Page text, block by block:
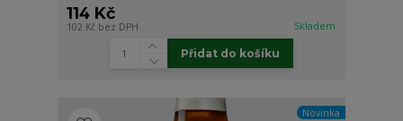
114 Kč
102 Kč bez DPH Skladem
Přidat do košíku
Novinka